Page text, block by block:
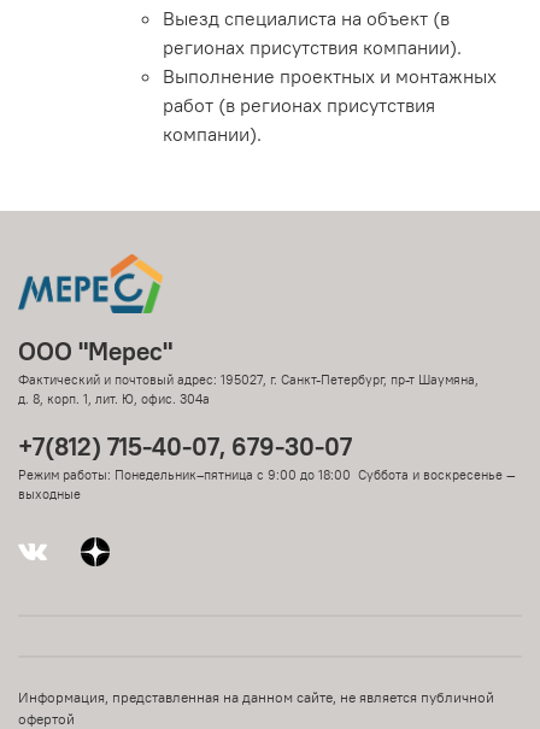
Выезд специалиста на объект (в
регионах присутствия компании).
Выполнение проектных и монтажных
работ (в регионах присутствия
компании).
ООО "Мерес"
Фактический и почтовый адрес: 195027, г. Санкт-Петербург, пр-т Шаумяна,
д. 8, корп. 1, лит. Ю, офис. 304а
+7(812) 715-40-07, 679-30-07
Режим работы: Понедельник–пятница с 9:00 до 18:00 Суббота и воскресенье —
выходные
Информация, представленная на данном сайте, не является публичной
офертой